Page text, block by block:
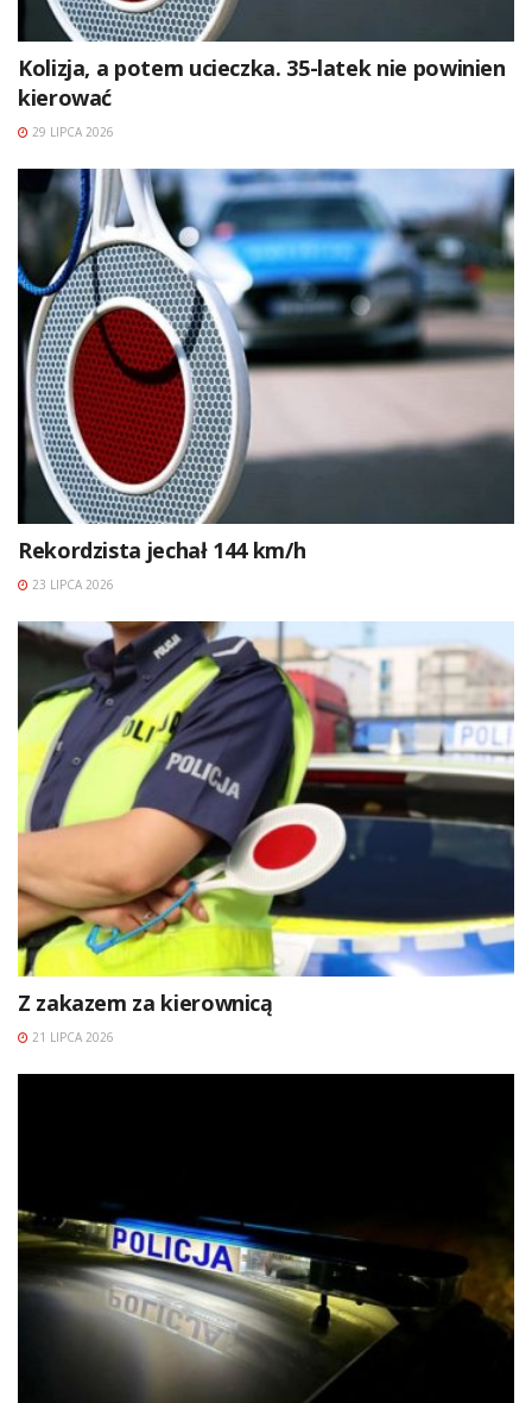
Kolizja, a potem ucieczka. 35-latek nie powinien
kierować
29 LIPCA 2026
Rekordzista jechał 144 km/h
23 LIPCA 2026
Z zakazem za kierownicą
21 LIPCA 2026